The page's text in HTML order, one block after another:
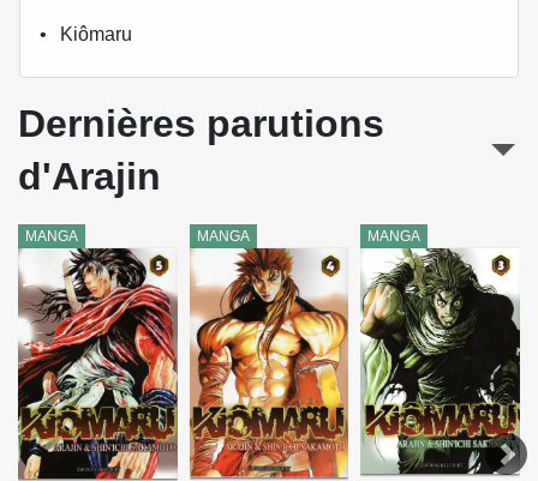
Kiômaru
Dernières parutions
d'Arajin
MANGA MANGA MANGA